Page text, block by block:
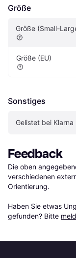
Größe
Größe (Small-
Größe (EU)
Sonstiges
Gelistet bei Klarna
Feedback
Die oben
verschiedenen
Orientierung.
Haben Sie etwas
gefunden? Bitte